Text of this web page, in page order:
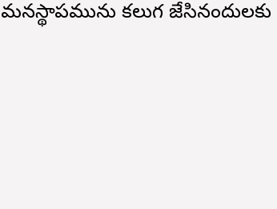
మనస్థాపమును కలుగ జేసినందులకు